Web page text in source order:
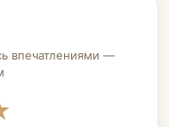
впечатлениями —